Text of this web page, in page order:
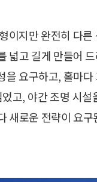
이지만 완전히 다른
넓고 길게 만들어
요구하고, 홀마다
고, 야간 조명 시설
새로운 전략이 요구